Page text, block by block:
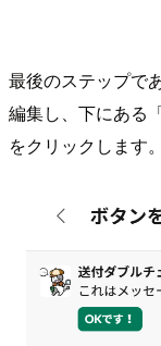
最後のステップで
編集し、下にある
をクリックします。